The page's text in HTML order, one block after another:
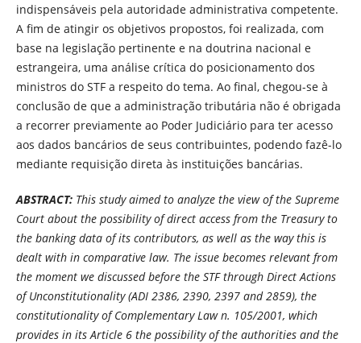
indispensáveis pela autoridade administrativa competente.
A fim de atingir os objetivos propostos, foi realizada, com
base na legislação pertinente e na doutrina nacional e
estrangeira, uma análise crítica do posicionamento dos
ministros do STF a respeito do tema. Ao final, chegou-se à
conclusão de que a administração tributária não é obrigada
a recorrer previamente ao Poder Judiciário para ter acesso
aos dados bancários de seus contribuintes, podendo fazê-lo
mediante requisição direta às instituições bancárias.
ABSTRACT: This study aimed to analyze the view of the Supreme
Court about the possibility of direct access from the Treasury to
the banking data of its contributors, as well as the way this is
dealt with in comparative law. The issue becomes relevant from
the moment we discussed before the STF through Direct Actions
of Unconstitutionality (ADI 2386, 2390, 2397 and 2859), the
constitutionality of Complementary Law n. 105/2001, which
provides in its Article 6 the possibility of the authorities and the